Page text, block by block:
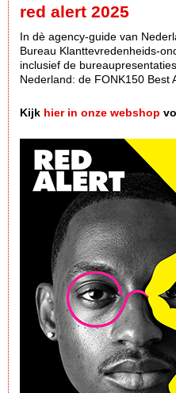
red alert 2025
In dè agency-guide van
Bureau Klanttevredenheids-
inclusief de
Nederland: de FONK150 Best
Kijk hier in onze webshop